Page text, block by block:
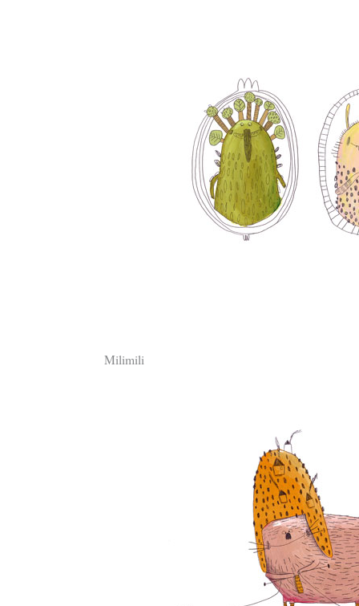
Milimili